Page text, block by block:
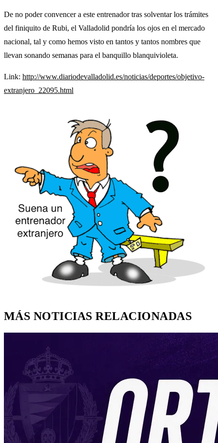
De no poder convencer a este entrenador tras solventar los trámites
del finiquito de Rubi, el Valladolid pondría los ojos en el mercado
nacional, tal y como hemos visto en tantos y tantos nombres que
llevan sonando semanas para el banquillo blanquivioleta.
Link: http://www.diariodevalladolid.es/noticias/deportes/objetivo-
extranjero_22095.html
MÁS NOTICIAS RELACIONADAS